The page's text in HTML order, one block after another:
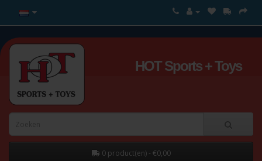
HOT Sports + Toys
0 product(en) - €0,00